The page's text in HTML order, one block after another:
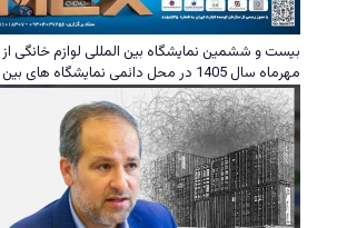
مهرماه سال 1405 در محل دائمی نمایشگاه های بین المللی تهران